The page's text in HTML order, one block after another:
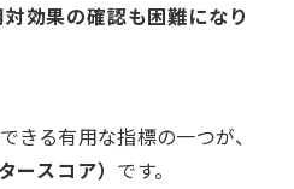
効果の確認も困難になり
きる有用な指標の一つが、
ースコア） です。